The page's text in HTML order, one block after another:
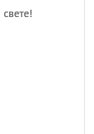
всех
и целителя
Day)